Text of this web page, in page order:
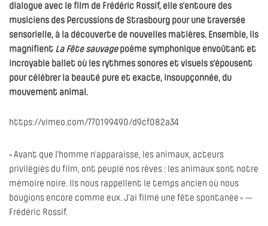
dialogue avec le film de Frédéric Rossif, elle s’entoure des
musiciens des Percussions de Strasbourg pour une traversée
sensorielle, à la découverte de nouvelles matières. Ensemble, ils
magnifient La Fête sauvagepoème symphonique envoûtant et
incroyable ballet où les rythmes sonores et visuels s’épousent
pour célébrer la beauté pure et exacte, insoupçonnée, du
mouvement animal.
https://vimeo.com/770199490/d9cf082a34
« Avant que l’homme n’apparaisse, les animaux, acteurs
privilégiés du film, ont peuplé nos rêves : les animaux sont notre
mémoire noire. Ils nous rappellent le temps ancien où nous
bougions encore comme eux. J’ai filmé une fête spontanée » —
Frédéric Rossif.